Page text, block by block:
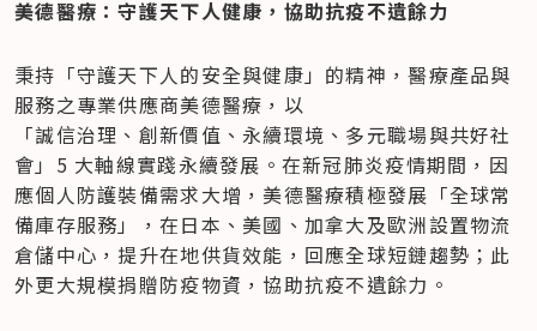
美德醫療：守護天下人健康，協助抗疫不遺餘力
秉持「守護天下人的安全與健康」的精神，醫療產品與
服務之專業供應商美德醫療，以
「誠信治理、創新價值、永續環境、多元職場與共好社
會」5 大軸線實踐永續發展。在新冠肺炎疫情期間，因
應個人防護裝備需求大增，美德醫療積極發展「全球常
備庫存服務」，在日本、美國、加拿大及歐洲設置物流
倉儲中心，提升在地供貨效能，回應全球短鏈趨勢；此
外更大規模捐贈防疫物資，協助抗疫不遺餘力。